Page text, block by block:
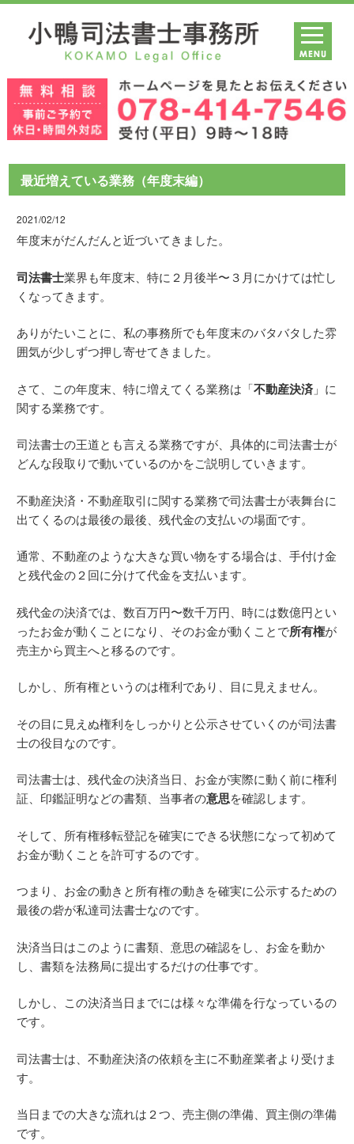
最近増えている業務（年度末編）
2021/02/12
年度末がだんだんと近づいてきました。
司法書士業界も年度末、特に２月後半〜３月にかけては忙し
くなってきます。
ありがたいことに、私の事務所でも年度末のバタバタした雰
囲気が少しずつ押し寄せてきました。
さて、この年度末、特に増えてくる業務は「不動産決済 」に
関する業務です。
司法書士の王道とも言える業務ですが、具体的に司法書士が
どんな段取りで動いているのかをご説明していきます。
不動産決済・不動産取引に関する業務で司法書士が表舞台に
出てくるのは最後の最後、残代金の支払いの場面です。
通常、不動産のような大きな買い物をする場合は、手付け金
と残代金の２回に分けて代金を支払います。
残代金の決済では、数百万円〜数千万円、時には数億円とい
ったお金が動くことになり、そのお金が動くことで所有権が
売主から買主へと移るのです。
しかし、所有権というのは権利であり、目に見えません。
その目に見えぬ権利をしっかりと公示させていくのが司法書
士の役目なのです。
司法書士は、残代金の決済当日、お金が実際に動く前に権利
証、印鑑証明などの書類、当事者の意思を確認します。
そして、所有権移転登記を確実にできる状態になって初めて
お金が動くことを許可するのです。
つまり、お金の動きと所有権の動きを確実に公示するための
最後の砦が私達司法書士なのです。
決済当日はこのように書類、意思の確認をし、お金を動か
し、書類を法務局に提出するだけの仕事です。
しかし、この決済当日までには様々な準備を行なっているの
です。
司法書士は、不動産決済の依頼を主に不動産業者より受けま
す。
当日までの大きな流れは２つ、売主側の準備、買主側の準備
です。